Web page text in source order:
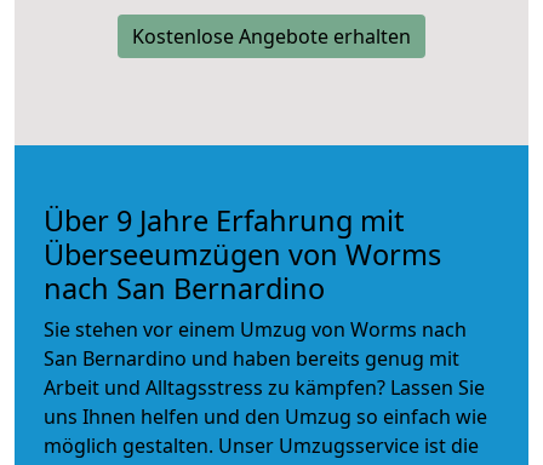
Kostenlose Angebote erhalten
Über 9 Jahre Erfahrung mit
Überseeumzügen von Worms
nach San Bernardino
Sie stehen vor einem Umzug von Worms nach
San Bernardino und haben bereits genug mit
Arbeit und Alltagsstress zu kämpfen? Lassen Sie
uns Ihnen helfen und den Umzug so einfach wie
möglich gestalten. Unser Umzugsservice ist die